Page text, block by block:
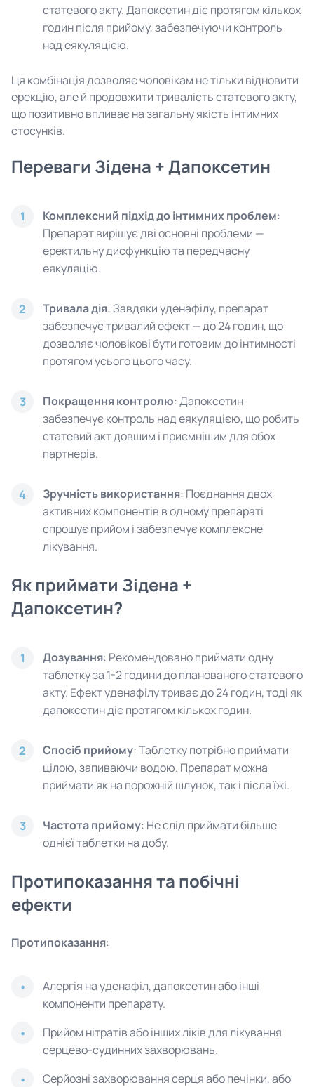
статевого акту. Дапоксетин діє протягом кількох
годин після прийому, забезпечуючи контроль
над еякуляцією.
Ця комбінація дозволяє чоловікам не тільки відновити
ерекцію, але й продовжити тривалість статевого акту,
що позитивно впливає на загальну якість інтимних
стосунків.
Переваги Зідена + Дапоксетин
1 Комплексний підхід до інтимних проблем:
Препарат вирішує дві основні проблеми —
еректильну дисфункцію та передчасну
еякуляцію.
2 Тривала дія: Завдяки уденафілу, препарат
забезпечує тривалий ефект — до 24 годин, що
дозволяє чоловікові бути готовим до інтимності
протягом усього цього часу.
3 Покращення контролю: Дапоксетин
забезпечує контроль над еякуляцією, що робить
статевий акт довшим і приємнішим для обох
партнерів.
4 Зручність використання: Поєднання двох
активних компонентів в одному препараті
спрощує прийом і забезпечує комплексне
лікування.
Як приймати Зідена +
Дапоксетин?
1 Дозування: Рекомендовано приймати одну
таблетку за 1-2 години до планованого статевого
акту. Ефект уденафілу триває до 24 годин, тоді як
дапоксетин діє протягом кількох годин.
2 Спосіб прийому: Таблетку потрібно приймати
цілою, запиваючи водою. Препарат можна
приймати як на порожній шлунок, так і після їжі.
3 Частота прийому: Не слід приймати більше
однієї таблетки на добу.
Протипоказання та побічні
ефекти
Протипоказання:
Алергія на уденафіл, дапоксетин або інші
компоненти препарату.
Прийом нітратів або інших ліків для лікування
серцево-судинних захворювань.
Серйозні захворювання серця або печінки, або